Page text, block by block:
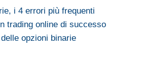
i 4 errori più frequenti
trading online di successo
opzioni binarie